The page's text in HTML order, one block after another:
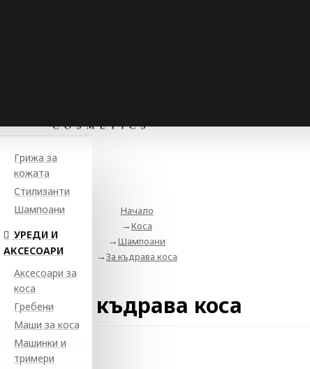
Грижа за
кожата
Стилизанти
Шампоани
УРЕДИ И
АКСЕСОАРИ
Аксесоари за
коса
Гребени
Маши за коса
Машинки и
тримери
Начало
Коса
Шампоани
За къдрава коса
За къдрава коса